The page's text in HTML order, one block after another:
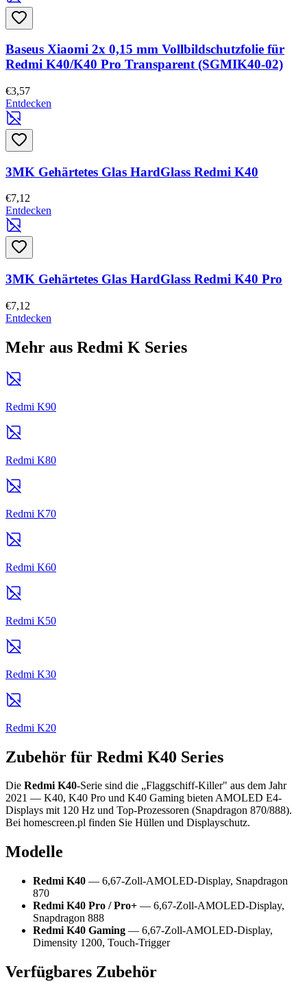
Baseus Xiaomi 2x 0,15 mm Vollbildschutzfolie für
Redmi K40/K40 Pro Transparent (SGMIK40-02)
€3,57
Entdecken
3MK Gehärtetes Glas HardGlass Redmi K40
€7,12
Entdecken
3MK Gehärtetes Glas HardGlass Redmi K40 Pro
€7,12
Entdecken
Mehr aus Redmi K Series
Redmi K90
Redmi K80
Redmi K70
Redmi K60
Redmi K50
Redmi K30
Redmi K20
Zubehör für Redmi K40 Series
Die Redmi K40-Serie sind die „Flaggschiff-Killer" aus dem Jahr
2021 — K40, K40 Pro und K40 Gaming bieten AMOLED E4-
Displays mit 120 Hz und Top-Prozessoren (Snapdragon 870/888).
Bei homescreen.pl finden Sie Hüllen und Displayschutz.
Modelle
Redmi K40 — 6,67-Zoll-AMOLED-Display, Snapdragon
870
Redmi K40 Pro / Pro+ — 6,67-Zoll-AMOLED-Display,
Snapdragon 888
Redmi K40 Gaming — 6,67-Zoll-AMOLED-Display,
Dimensity 1200, Touch-Trigger
Verfügbares Zubehör